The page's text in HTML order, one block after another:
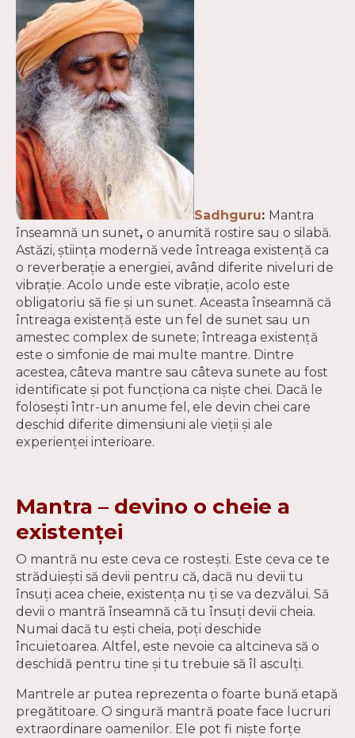
Sadhguru: Mantra
înseamnă un sunet, o anumită rostire sau o silabă.
Astăzi, știința modernă vede întreaga existență ca
o reverberație a energiei, având diferite niveluri de
vibrație. Acolo unde este vibrație, acolo este
obligatoriu să fie și un sunet. Aceasta înseamnă că
întreaga existență este un fel de sunet sau un
amestec complex de sunete; întreaga existență
este o simfonie de mai multe mantre. Dintre
acestea, câteva mantre sau câteva sunete au fost
identificate și pot funcționa ca niște chei. Dacă le
folosești într-un anume fel, ele devin chei care
deschid diferite dimensiuni ale vieții și ale
experienței interioare.
Mantra – devino o cheie a
existenței
O mantră nu este ceva ce rostești. Este ceva ce te
străduiești să devii pentru că, dacă nu devii tu
însuți acea cheie, existența nu ți se va dezvălui. Să
devii o mantră înseamnă că tu însuți devii cheia.
Numai dacă tu ești cheia, poți deschide
încuietoarea. Altfel, este nevoie ca altcineva să o
deschidă pentru tine și tu trebuie să îl asculți.
Mantrele ar putea reprezenta o foarte bună etapă
pregătitoare. O singură mantră poate face lucruri
extraordinare oamenilor. Ele pot fi niște forțe